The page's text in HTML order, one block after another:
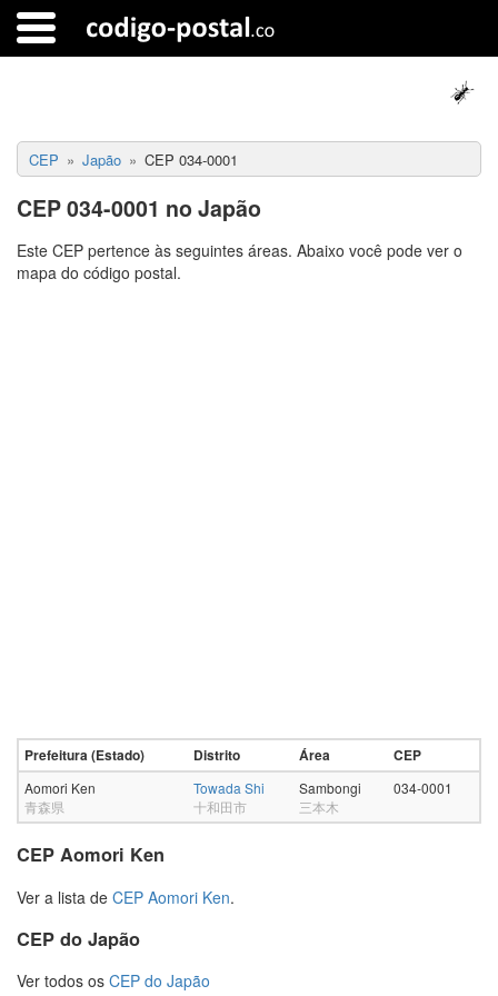
CEP Japão CEP 034-0001
CEP 034-0001 no Japão
Este CEP pertence às seguintes áreas. Abaixo você pode ver o
mapa do código postal.
Prefeitura (Estado) Distrito Área CEP
Aomori Ken
青森県
Towada Shi
十和田市
Sambongi
三本木
034-0001
CEP Aomori Ken
Ver a lista de CEP Aomori Ken.
CEP do Japão
Ver todos os CEP do Japão